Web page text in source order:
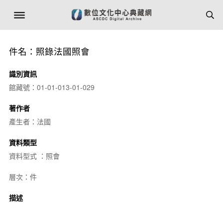
件名：照錄法國照會
識別資訊
館藏號：01-01-013-01-029
著作者
產生者：法國
資料類型
資料型式 ：照會
層次：件
描述